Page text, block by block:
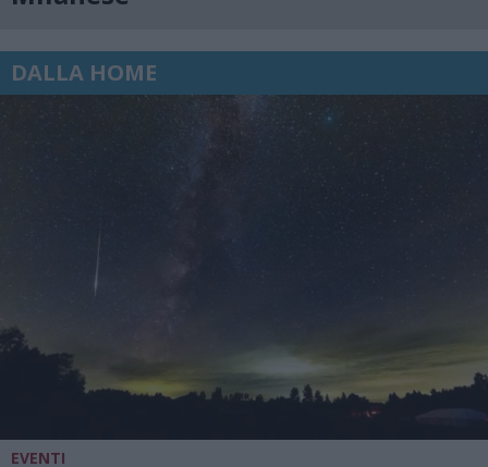
DALLA HOME
EVENTI